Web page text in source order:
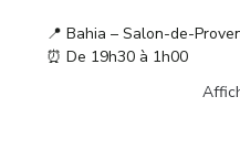
📍 Bahia – Salon-de-
⏰ De 19h30 à 1h00